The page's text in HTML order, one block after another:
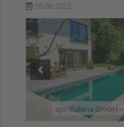
05.09.2022
epr/Balena GmbH